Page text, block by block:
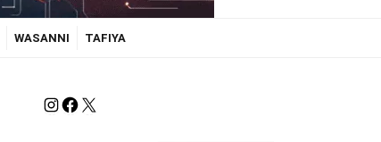
WASANNI TAFIYA